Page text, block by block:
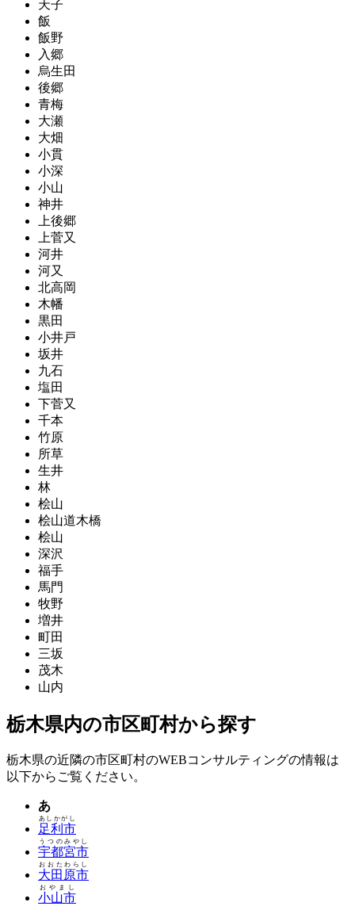
天子
飯
飯野
入郷
烏生田
後郷
青梅
大瀬
大畑
小貫
小深
小山
神井
上後郷
上菅又
河井
河又
北高岡
木幡
黒田
小井戸
坂井
九石
塩田
下菅又
千本
竹原
所草
生井
林
桧山
桧山道木橋
桧山
深沢
福手
馬門
牧野
増井
町田
三坂
茂木
山内
栃木県内の市区町村から探す
栃木県の近隣の市区町村のWEBコンサルティングの情報は
以下からご覧ください。
あ
足利市
あしかがし
宇都宮市
うつのみやし
大田原市
おおたわらし
小山市
おやまし